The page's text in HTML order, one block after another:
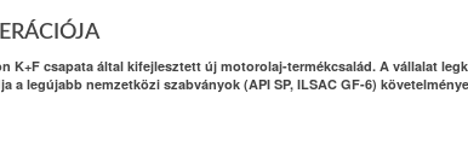
K+F csapata által kifejlesztett új motorolaj-termékcsalád. A vállalat
a legújabb nemzetközi szabványok (API SP, ILSAC GF-6)